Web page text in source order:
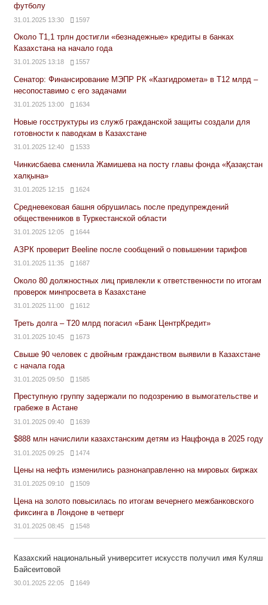
футболу
31.01.2025 13:30 1597
Около Т1,1 трлн достигли «безнадежные» кредиты в банках
Казахстана на начало года
31.01.2025 13:18 1557
Сенатор: Финансирование МЭПР РК «Казгидромета» в Т12 млрд –
несопоставимо с его задачами
31.01.2025 13:00 1634
Новые госструктуры из служб гражданской защиты создали для
готовности к паводкам в Казахстане
31.01.2025 12:40 1533
Чинкисбаева сменила Жамишева на посту главы фонда «Қазақстан
халқына»
31.01.2025 12:15 1624
Средневековая башня обрушилась после предупреждений
общественников в Туркестанской области
31.01.2025 12:05 1644
АЗРК проверит Beeline после сообщений о повышении тарифов
31.01.2025 11:35 1687
Около 80 должностных лиц привлекли к ответственности по итогам
проверок минпросвета в Казахстане
31.01.2025 11:00 1612
Треть долга – Т20 млрд погасил «Банк ЦентрКредит»
31.01.2025 10:45 1673
Свыше 90 человек с двойным гражданством выявили в Казахстане
с начала года
31.01.2025 09:50 1585
Преступную группу задержали по подозрению в вымогательстве и
грабеже в Астане
31.01.2025 09:40 1639
$888 млн начислили казахстанским детям из Нацфонда в 2025 году
31.01.2025 09:25 1474
Цены на нефть изменились разнонаправленно на мировых биржах
31.01.2025 09:10 1509
Цена на золото повысилась по итогам вечернего межбанковского
фиксинга в Лондоне в четверг
31.01.2025 08:45 1548
Казахский национальный университет искусств получил имя Куляш
Байсеитовой
30.01.2025 22:05 1649